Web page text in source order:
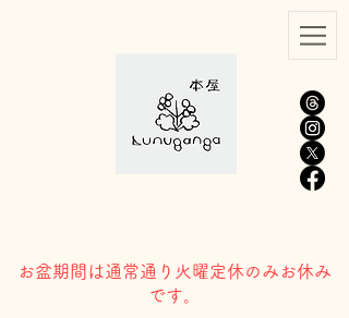
​お盆期間は通常通り火曜定休のみお休み
です。